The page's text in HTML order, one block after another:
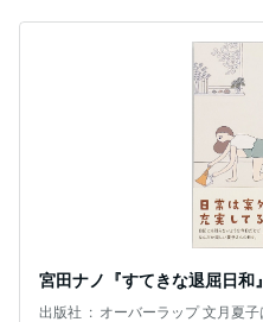
宮田ナノ『すてきな退屈日和』
出版社 ‏ : ‎ オーバーラップ 文月夏子は夏が好き。本も好き。フリーラン